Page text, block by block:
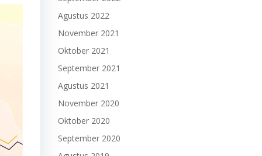
Agustus 2022
November 2021
Oktober 2021
September 2021
Agustus 2021
November 2020
Oktober 2020
September 2020